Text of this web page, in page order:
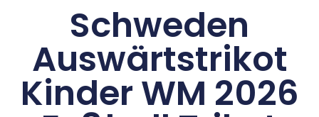
Schweden
Auswärtstrikot
Kinder WM 2026